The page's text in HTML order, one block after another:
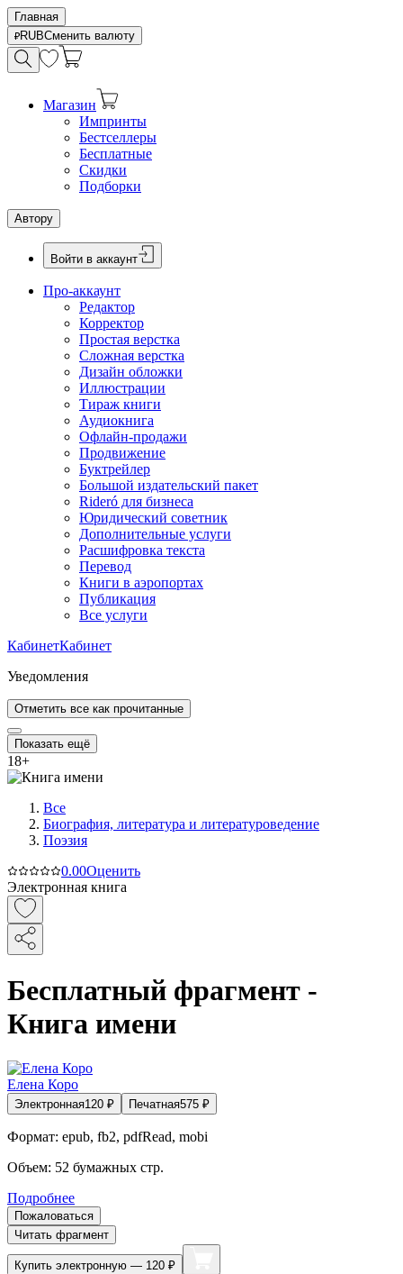
Главная
RUBСменить валюту
Магазин
Импринты
Бестселлеры
Бесплатные
Скидки
Подборки
Автору
Войти в аккаунт
Про-аккаунт
Редактор
Корректор
Простая верстка
Сложная верстка
Дизайн обложки
Иллюстрации
Тираж книги
Аудиокнига
Офлайн-продажи
Продвижение
Буктрейлер
Большой издательский пакет
Rideró для бизнеса
Юридический советник
Дополнительные услуги
Расшифровка текста
Перевод
Книги в аэропортах
Публикация
Все услуги
КабинетКабинет
Уведомления
Отметить все как прочитанные
Показать ещё
18+
Все
Биография, литература и литературоведение
Поэзия
0.00Оценить
Электронная книга
Бесплатный фрагмент -
Книга имени
Елена Коро
Электронная120 ₽ Печатная575 ₽
Формат: epub, fb2, pdfRead, mobi
Объем: 52 бумажных стр.
Подробнее
Пожаловаться
Читать фрагмент
Купить электронную — 120 ₽